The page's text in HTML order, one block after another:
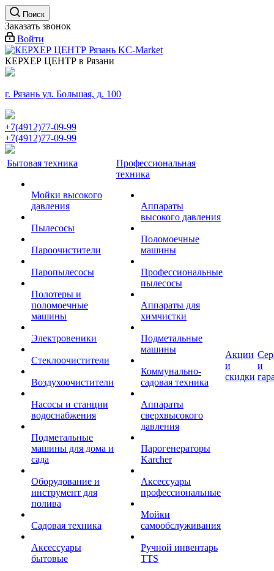
Поиск
Заказать звонок
Войти
КЕРХЕР ЦЕНТР в Рязани
г. Рязань ул. Большая, д. 100
+7(4912)77-09-99
+7(4912)77-09-99
Бытовая техника
Мойки высокого
давления
Пылесосы
Пароочистители
Паропылесосы
Полотеры и
поломоечные
машины
Электровеники
Стеклоочистители
Воздухоочистители
Насосы и станции
водоснабжения
Подметальные
машины для дома и
сада
Оборудование и
инструмент для
полива
Садовая техника
Аксессуары
бытовые
Профессиональная
техника
Аппараты
высокого давления
Поломоечные
машины
Профессиональные
пылесосы
Аппараты для
химчистки
Подметальные
машины
Коммунально-
садовая техника
Аппараты
сверхвысокого
давления
Парогенераторы
Karcher
Аксессуары
профессиональные
Мойки
самообслуживания
Ручной инвентарь
TTS
Акции
и
скидки
и